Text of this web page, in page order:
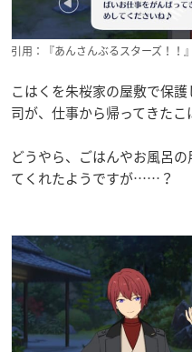
引用：『あんさんぶるスターズ！！
こはくを朱桜家の屋敷で保
司が、仕事から帰ってきたこ
どうやら、ごはんやお風呂
てくれたようですが……？